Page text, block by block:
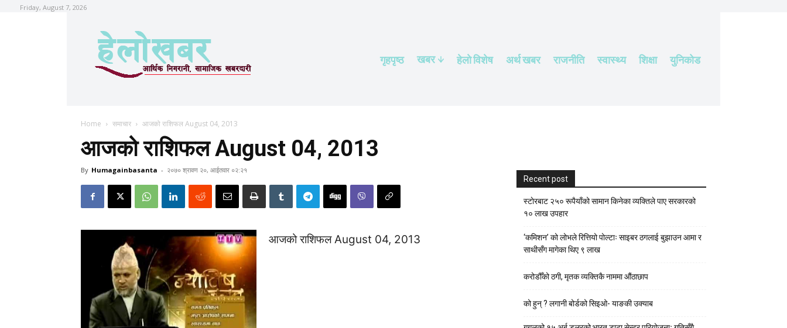
Friday, August 7, 2026
गृहपृष्ठ खबर हेलाे विशेष अर्थ खबर राजनीति स्वास्थ्य शिक्षा युनिकोड
Home समाचार आजको राशिफल August 04, 2013
आजको राशिफल August 04, 2013
By Humagainbasanta - २०७० श्रावण २०, आईतवार ०२:२१
आजको राशिफल August 04, 2013
Recent post
स्टाेरबाट २५० रूपैयाँको सामान किनेका व्यक्तिले पाए सरकारको
१० लाख उपहार
‘कमिशन’ को लोभले रित्तियो पोल्टाः साइबर ठगलाई बुझाउन आमा र
साथीसँग मागेका थिए ९ लाख
करोडौँको ठगी, मृतक व्यक्तिकै नाममा औंठाछाप
को हुन् ? लगानी बोर्डको सिइओ- याङकी उक्याब